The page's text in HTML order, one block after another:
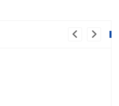
उद्योगी व्यवसायी